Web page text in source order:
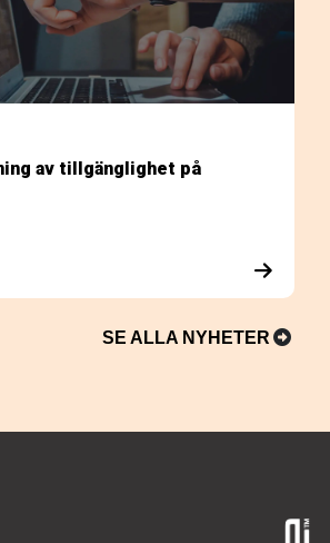
av tillgänglighet på
SE ALLA NYHETER